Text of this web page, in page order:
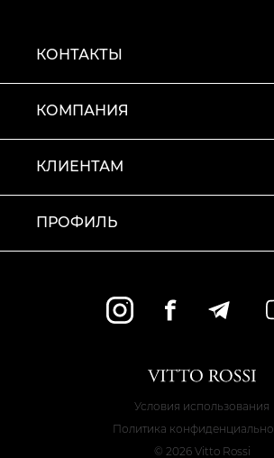
КОНТАКТЫ
КОМПАНИЯ
КЛИЕНТАМ
ПРОФИЛЬ
Условия использования
Политика
© 2026 Vitto Rossi